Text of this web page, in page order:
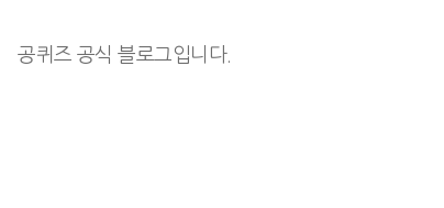
공퀴즈 공식 블로그입니다.